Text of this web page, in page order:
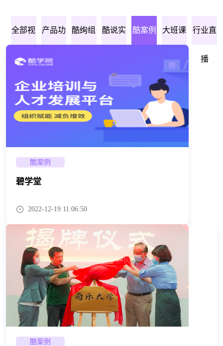
全部视
频
产品功
能
酷绚组 酷说实 酷案例 大班课 行业直
播
酷案例
碧学堂
2022-12-19 11:06:50
酷案例